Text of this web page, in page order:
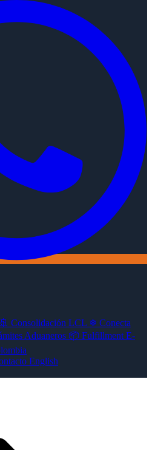
🚢 Consolidación LCL ❄ Conecta
Aduaneros 📦 Fulfillment E-
English